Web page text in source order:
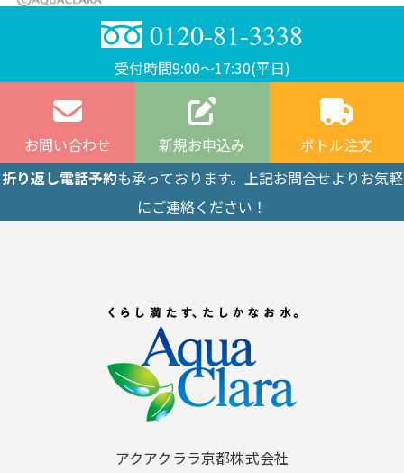
0120-81-3338
受付時間9:00〜17:30(平日)
お問い合わせ 新規お申込み
ボトル注文
折り返し電話予約も承っております。上記お問合せよりお気軽
にご連絡ください！
アクアクララ京都株式会社